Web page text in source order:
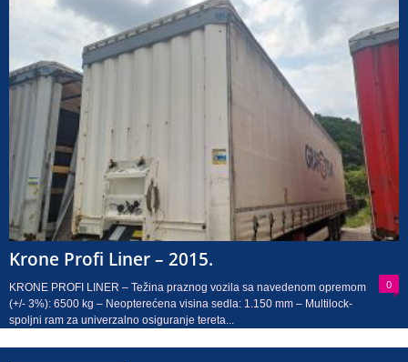
Krone Profi Liner – 2015.
0
KRONE PROFI LINER – Težina praznog vozila sa navedenom opremom
(+/- 3%): 6500 kg – Neopterećena visina sedla: 1.150 mm – Multilock-
spoljni ram za univerzalno osiguranje tereta...